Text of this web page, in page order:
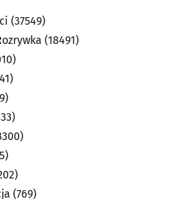
(37549)
(18491)
(769)